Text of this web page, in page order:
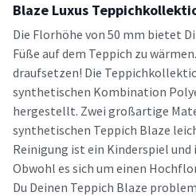
Blaze Luxus
Die Florhöhe von 50 mm bietet
Füße auf dem Teppich zu
draufsetzen! Die
synthetischen Kombination
hergestellt. Zwei großartige
synthetischen Teppich Blaze
Reinigung ist ein Kinderspiel
Obwohl es sich um einen
Du Deinen Teppich Blaze